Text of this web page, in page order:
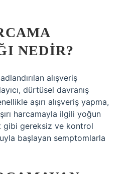
NEDIR?
alışveriş
dürtüsel davranış
aşırı alışveriş yapma,
harcamayla ilgili yoğun
gibi gereksiz ve kontrol
başlayan semptomlarla